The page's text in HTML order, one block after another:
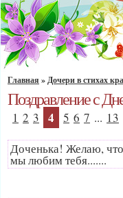
Главная »Дочери в стихах
Поздравление с
1 2 3 4 5 6 7 ... 13
Доченька! Желаю,
мы любим тебя.......